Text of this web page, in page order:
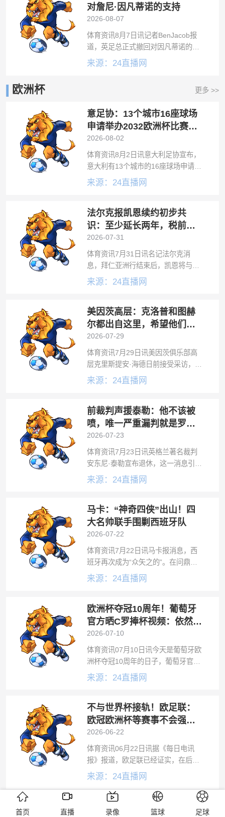
首页 直播 录像 篮球 足球
间。毫
对詹尼·因凡蒂诺的支持
2026-08-07
体育资讯8月7日讯记者BenJacob报
道，英足总正式撤回对因凡蒂诺的支
持。记者写道：“英足总现已正式撤回
来源：24直播网
欧洲杯 更多 >>
意足协：13个城市16座球场
申请举办2032欧洲杯比赛，
10月1日确定
2026-08-02
体育资讯8月2日讯意大利足协宣布，
意大利有13个城市的16座球场申请举
办2032年欧洲杯的比赛。意大利和土
10月1日之前，意大利和土
来源：24直播网
法尔克报凯恩续约初步共
识：至少延长两年，税前年
薪2500万欧元
2026-07-31
体育资讯7月31日讯名记法尔克消
息，拜仁亚洲行结束后，凯恩将与俱
乐部开启续约谈判。一位前热刺主帅
可以明确地说，这个说法并不属实。
凯恩其实
来源：24直播网
美因茨高层：克洛普和图赫
尔都出自这里，希望他们会
师欧洲杯决赛
2026-07-29
体育资讯7月29日讯美因茨俱乐部高
层克里斯提安·海德日前接受采访，他
表示希望克洛普和图赫尔会师欧洲杯
涯都始于美因茨。俱乐部高层克里斯
提安·
来源：24直播网
前裁判声援泰勒：他不该被
喷，唯一严重漏判就是罗梅
罗拉库库头发
2026-07-23
体育资讯7月23日讯英格兰著名裁判
安东尼·泰勒宣布退休，这一消息引发
了诸多嘲讽。前英超裁判格雷厄姆·斯
球迷对裁判的偏见与妄想。足球界正
被
来源：24直播网
马卡：“神奇四侠”出山！四
大名帅联手围剿西班牙队
2026-07-22
体育资讯7月22日讯马卡报消息，西
班牙再次成为“众矢之的”。在问鼎
2026年世界杯后，德拉富恩特执教的
下一个目标已然明确：2028年欧洲杯
来源：24直播网
欧洲杯夺冠10周年！葡萄牙
官方晒C罗捧杯视频：依然心
潮澎湃
2026-07-10
体育资讯07月10日讯今天是葡萄牙欧
洲杯夺冠10周年的日子，葡萄牙官方
社媒晒C罗捧杯视频，配文写道“依然
场，C罗被帕耶铲伤伤退。加
来源：24直播网
不与世界杯接轨！欧足联：
欧冠欧洲杯等赛事不会强制
设置补水暂停
2026-06-22
体育资讯06月22日讯据《每日电讯
报》报道，欧足联已经证实，在后续
的欧冠、欧洲杯等赛事中，不会设置
欧足联发言人表示：“欧足联条例中已
涵盖关于降温和补水休息的规定。”欧
来源：24直播网
欧洲杯冠军主帅回归！都